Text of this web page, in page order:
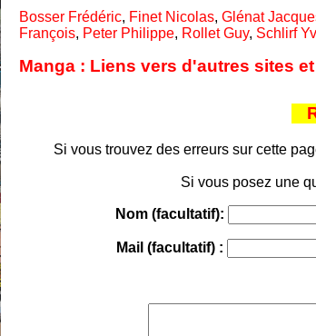
Bosser Frédéric, Finet Nicolas, Glénat
François, Peter Philippe, Rollet Guy, Schlirf
Manga : Liens vers d'autres sites
Si vous trouvez des erreurs sur cette
Si vous posez une
Nom (facultatif):
Mail (facultatif) :